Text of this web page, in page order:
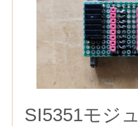
SI5351モジ